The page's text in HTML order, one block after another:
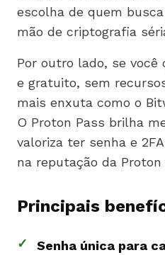
escolha de quem
mão de criptografia
Por outro lado, se você
e gratuito, sem
mais enxuta como o
O Proton Pass brilha
valoriza ter senha e
na reputação da Proton
Principais
✓ Senha única para